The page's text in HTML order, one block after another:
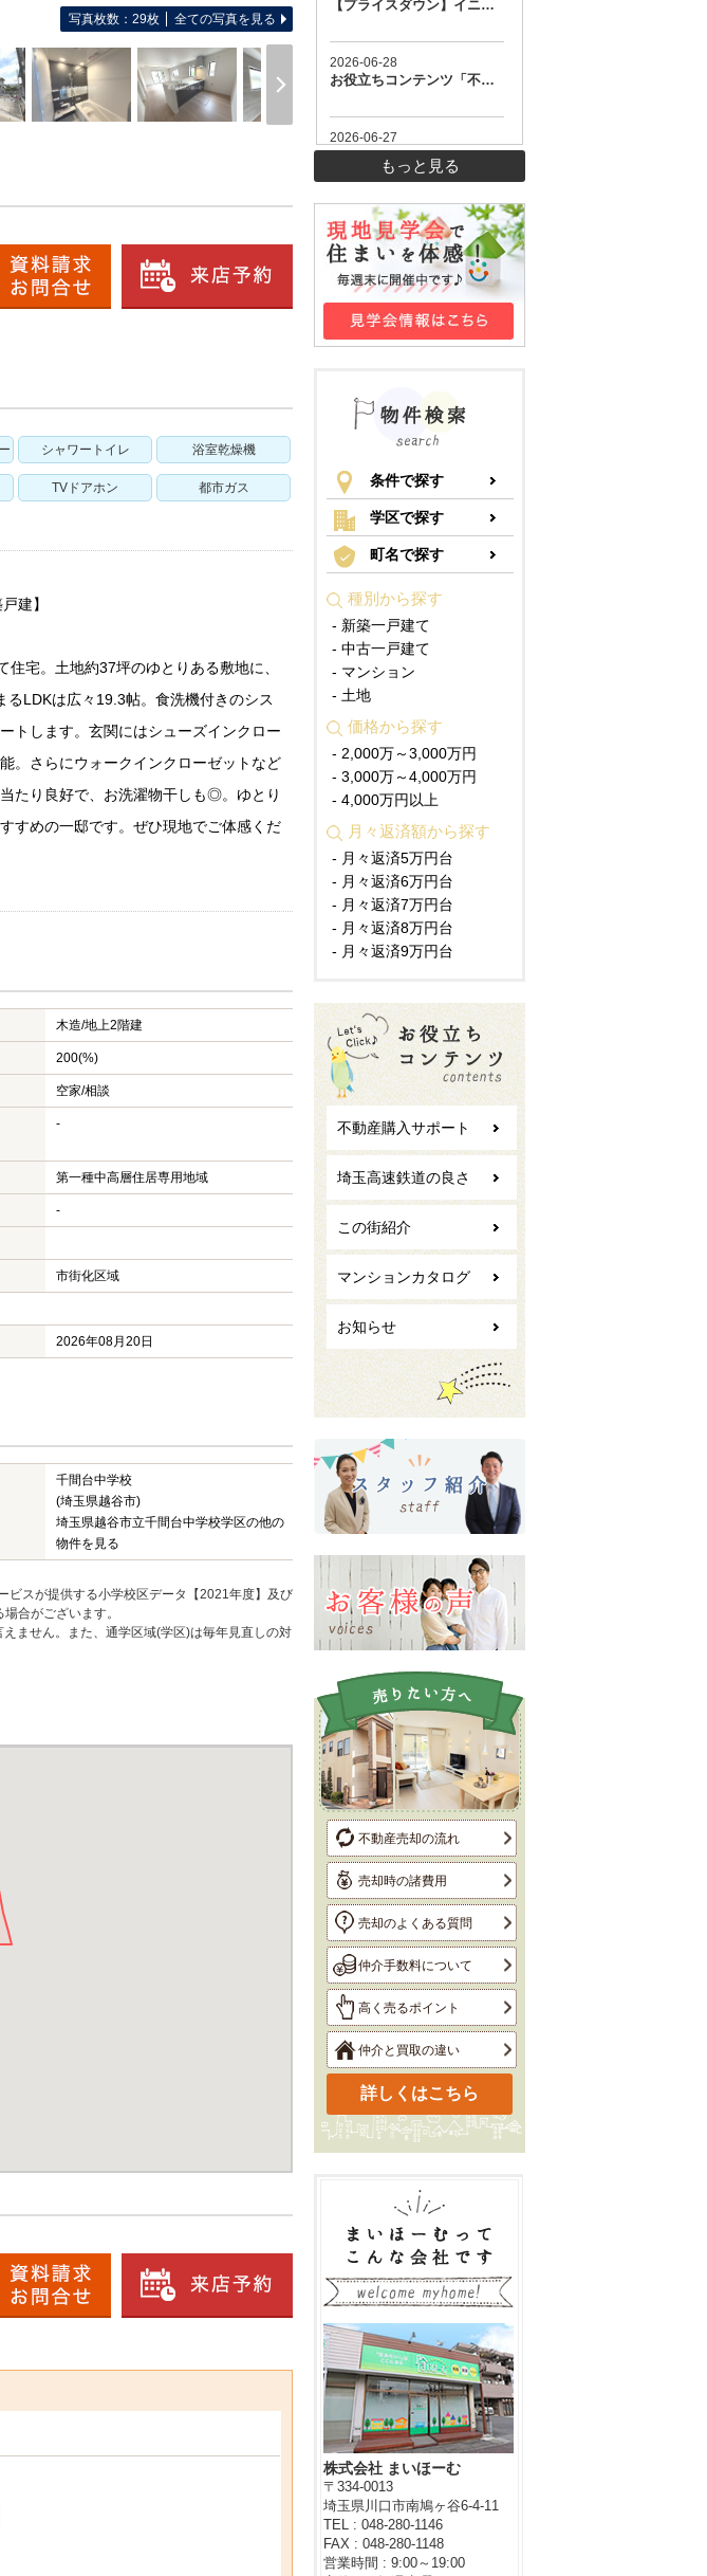
写真枚数：29枚 全ての写真を見る
シャワートイレ 浴室乾燥機
TVドアホン 都市ガス
建】
宅。土地約37坪のゆとりある敷地に、
LDKは広々19.3帖。食洗機付きのシス
トします。玄関にはシューズインクロー
。さらにウォークインクローゼットなど
たり良好で、お洗濯物干しも◎。ゆとり
すめの一邸です。ぜひ現地でご体感くだ
木造/地上2階建
200(%)
空家/相談
-
第一種中高層住居専用地域
-
市街化区域
2026年08月20日
千間台中学校
(埼玉県越谷市)
埼玉県越谷市立千間台中学校学区の他の
物件を見る
ビスが提供する小学校区データ【2021年度】及び
合がございます。
ません。また、通学区域(学区)は毎年見直しの対
もっと見る
条件で探す
学区で探す
町名で探す
種別から探す
- 新築一戸建て
- 中古一戸建て
- マンション
- 土地
価格から探す
- 2,000万～3,000万円
- 3,000万～4,000万円
- 4,000万円以上
月々返済額から探す
- 月々返済5万円台
- 月々返済6万円台
- 月々返済7万円台
- 月々返済8万円台
- 月々返済9万円台
不動産購入サポート
埼玉高速鉄道の良さ
この街紹介
マンションカタログ
お知らせ
不動産売却の流れ
売却時の諸費用
売却のよくある質問
仲介手数料について
高く売るポイント
仲介と買取の違い
詳しくはこちら
株式会社 まいほーむ
〒334-0013
埼玉県川口市南鳩ヶ谷6-4-11
TEL : 048-280-1146
FAX : 048-280-1148
営業時間 : 9:00～19:00